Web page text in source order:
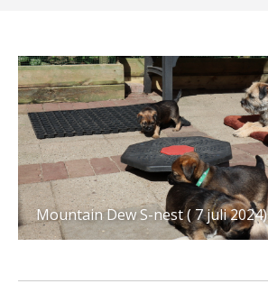
Mountain Dew S-nest ( 7 juli 2024)